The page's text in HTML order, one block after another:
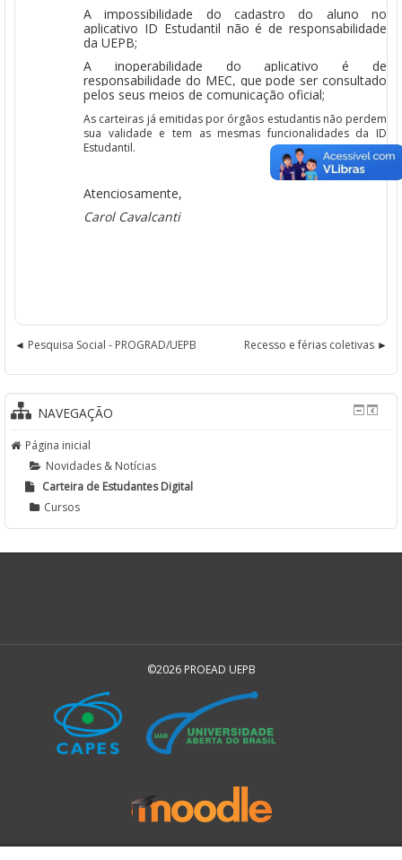
A impossibilidade do cadastro do aluno no
aplicativo ID Estudantil não é de responsabilidade
da UEPB;
A inoperabilidade do aplicativo é de
responsabilidade do MEC, que pode ser consultado
pelos seus meios de comunicação oficial;
As carteiras já emitidas por órgãos estudantis não perdem
sua validade e tem as mesmas funcionalidades da ID
Estudantil.
Atenciosamente,
Carol Cavalcanti
Pesquisa Social - PROGRAD/UEPB Recesso e férias coletivas
NAVEGAÇÃO
Página inicial
Novidades & Notícias
Carteira de Estudantes Digital
Cursos
©2026 PROEAD UEPB